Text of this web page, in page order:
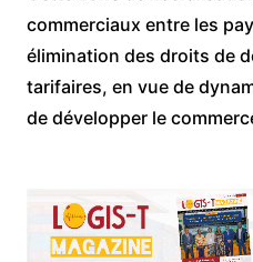
commerciaux entre les
élimination des droits de
tarifaires, en vue de
de développer le